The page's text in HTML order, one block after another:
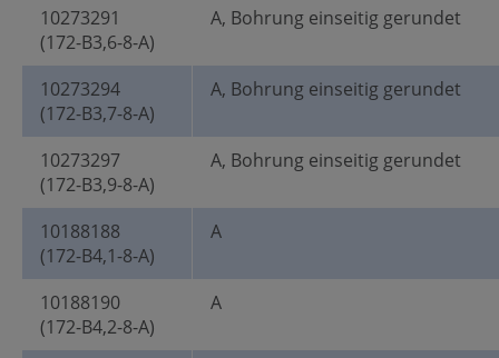
10273291
(172-B3,6-8-A)
A, Bohrung einseitig gerundet
10273294
(172-B3,7-8-A)
A, Bohrung einseitig gerundet
10273297
(172-B3,9-8-A)
A, Bohrung einseitig gerundet
10188188
(172-B4,1-8-A)
A
10188190
(172-B4,2-8-A)
A